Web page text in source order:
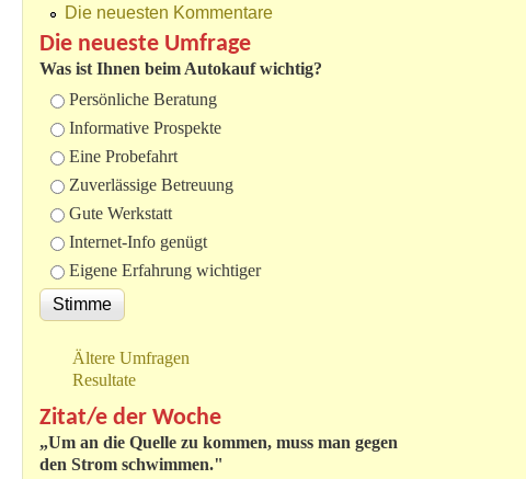
Die neuesten Kommentare
Die neueste Umfrage
Was ist Ihnen beim Autokauf wichtig?
Auswahlmöglichkeiten
Persönliche Beratung
Informative Prospekte
Eine Probefahrt
Zuverlässige Betreuung
Gute Werkstatt
Internet-Info genügt
Eigene Erfahrung wichtiger
Ältere Umfragen
Resultate
Zitat/e der Woche
„Um an die Quelle zu kommen, muss man gegen
den Strom schwimmen."